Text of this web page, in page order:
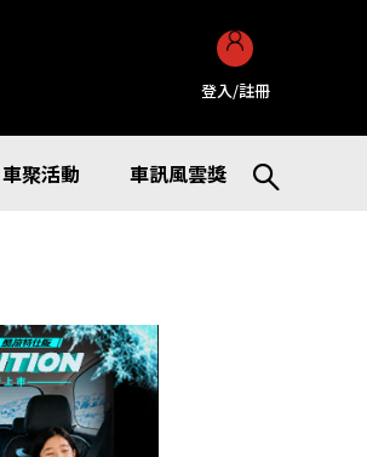
登入/註冊
車聚活動 車訊風雲獎